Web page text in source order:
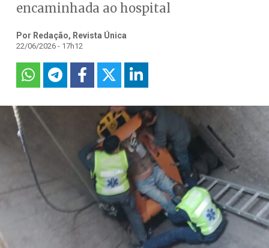
encaminhada ao hospital
Por Redação, Revista Única
22/06/2026 - 17h12